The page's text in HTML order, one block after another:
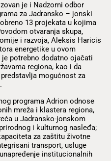
je i Nadzorni odbor
za Jadransko – jonski
13 projekata u kojima
otvaranja skupa,
i razvoja, Aleksis Haricis
energetike u ovom
potrebno dodatno ojačati
regiona, kao i da
mogućnost za
programa Adrion odnose
mreža i klastera regiona,
u Jadransko-jonskom
i kulturnog nasleđa;
za zaštitu životne
transport, usluge
institucionalnih